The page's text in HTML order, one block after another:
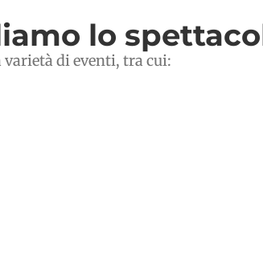
lo
di eventi, tra cui: